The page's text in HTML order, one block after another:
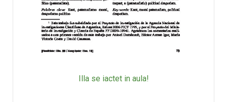
Illa se iactet in aula!